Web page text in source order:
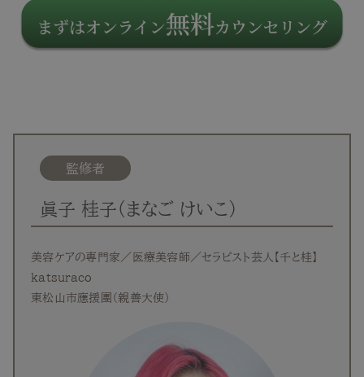
監修者
眞子 桂子（まなご けいこ）
美容ケアの専門家／医療美容師／セラピスト芸人【千と桂】
katsuraco
東松山市應援團（親善大使）